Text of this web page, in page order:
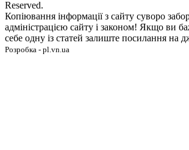
Reserved.
Копіювання інформації з сайту суворо
адміністрацією сайту і законом! Якщо ви
себе одну із статей залиште посилання на
Розробка - pl.vn.ua